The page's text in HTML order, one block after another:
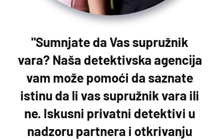
"Sumnjate da Vas supružnik
vara? Naša detektivska agencija
vam može pomoći da saznate
istinu da li vas supružnik vara ili
ne. Iskusni privatni detektivi u
nadzoru partnera i otkrivanju